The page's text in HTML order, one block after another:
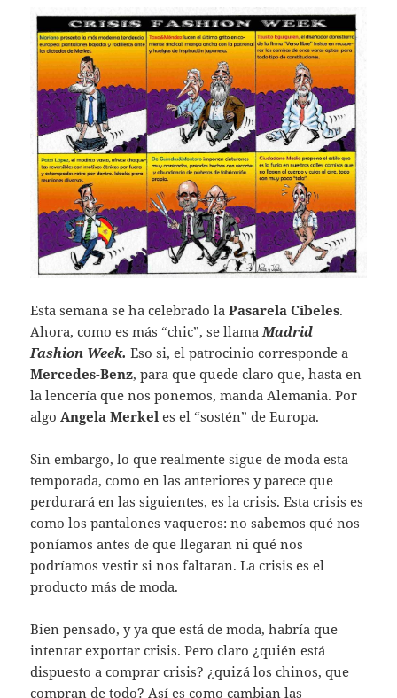
Esta semana se ha celebrado laPasarela Cibeles.
Ahora, como es más “chic”, se llamaMadrid
Fashion Week. Eso si, el patrocinio corresponde a
Mercedes-Benz, para que quede claro que, hasta en
la lencería que nos ponemos, manda Alemania. Por
algoAngela Merkeles el “sostén” de Europa.
Sin embargo, lo que realmente sigue de moda esta
temporada, como en las anteriores y parece que
perdurará en las siguientes, es la crisis. Esta crisis es
como los pantalones vaqueros: no sabemos qué nos
poníamos antes de que llegaran ni qué nos
podríamos vestir si nos faltaran. La crisis es el
producto más de moda.
Bien pensado, y ya que está de moda, habría que
intentar exportar crisis. Pero claro ¿quién está
dispuesto a comprar crisis? ¿quizá los chinos, que
compran de todo? Así es como cambian las